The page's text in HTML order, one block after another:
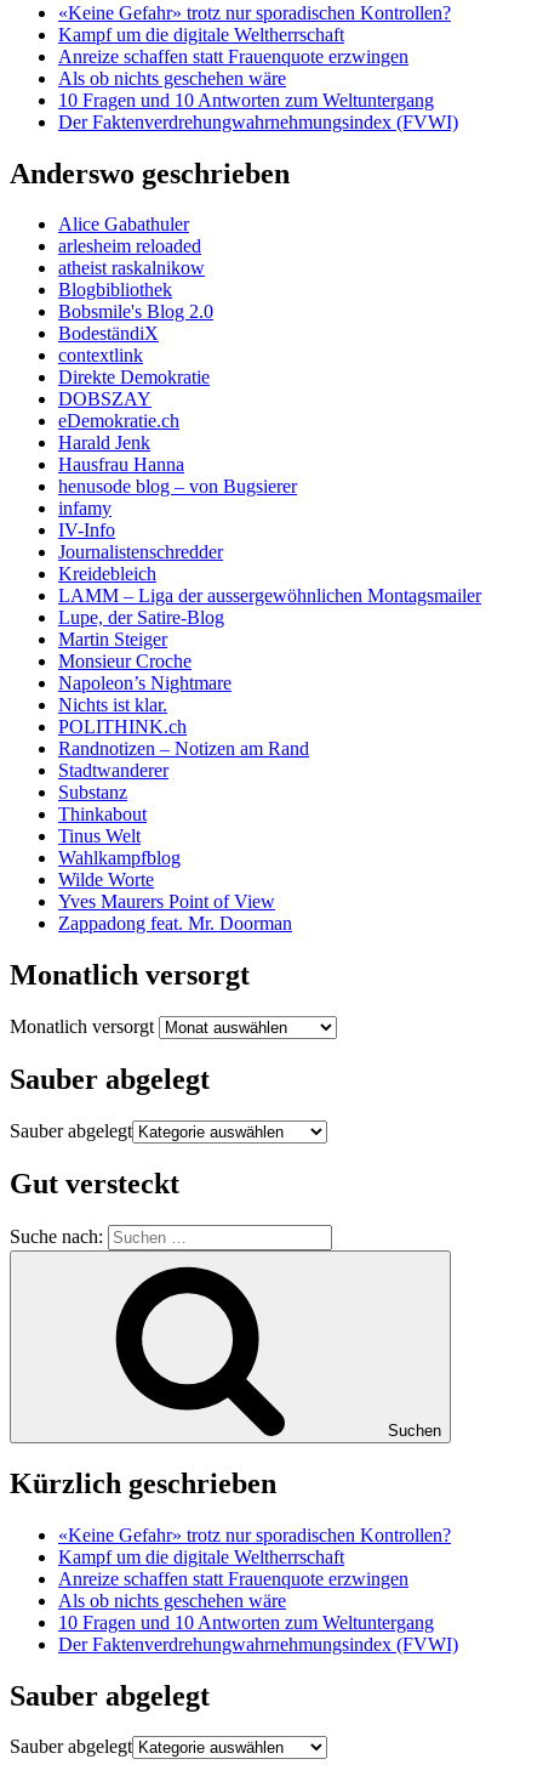
«Keine Gefahr» trotz nur sporadischen Kontrollen?
Kampf um die digitale Weltherrschaft
Anreize schaffen statt Frauenquote erzwingen
Als ob nichts geschehen wäre
10 Fragen und 10 Antworten zum Weltuntergang
Der Faktenverdrehungwahrnehmungsindex (FVWI)
Anderswo geschrieben
Alice Gabathuler
arlesheim reloaded
atheist raskalnikow
Blogbibliothek
Bobsmile's Blog 2.0
BodeständiX
contextlink
Direkte Demokratie
DOBSZAY
eDemokratie.ch
Harald Jenk
Hausfrau Hanna
henusode blog – von Bugsierer
infamy
IV-Info
Journalistenschredder
Kreidebleich
LAMM – Liga der aussergewöhnlichen Montagsmailer
Lupe, der Satire-Blog
Martin Steiger
Monsieur Croche
Napoleon’s Nightmare
Nichts ist klar.
POLITHINK.ch
Randnotizen – Notizen am Rand
Stadtwanderer
Substanz
Thinkabout
Tinus Welt
Wahlkampfblog
Wilde Worte
Yves Maurers Point of View
Zappadong feat. Mr. Doorman
Monatlich versorgt
Monatlich versorgt
Sauber abgelegt
Sauber abgelegt
Gut versteckt
Suche nach:
Suchen
Kürzlich geschrieben
«Keine Gefahr» trotz nur sporadischen Kontrollen?
Kampf um die digitale Weltherrschaft
Anreize schaffen statt Frauenquote erzwingen
Als ob nichts geschehen wäre
10 Fragen und 10 Antworten zum Weltuntergang
Der Faktenverdrehungwahrnehmungsindex (FVWI)
Sauber abgelegt
Sauber abgelegt